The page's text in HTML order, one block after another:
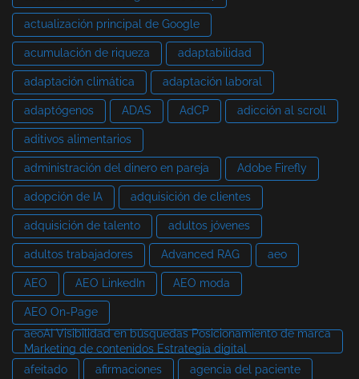
actualización principal de Google
acumulación de riqueza adaptabilidad
adaptación climática adaptación laboral
adaptógenos ADAS AdCP adicción al scroll
aditivos alimentarios
administración del dinero en pareja Adobe Firefly
adopción de IA adquisición de clientes
adquisición de talento adultos jóvenes
adultos trabajadores Advanced RAG aeo
AEO AEO LinkedIn AEO moda
AEO On-Page
aeoAI Visibilidad en búsquedas Posicionamiento de marca
Marketing de contenidos Estrategia digital
afeitado
afirmaciones agencia del paciente